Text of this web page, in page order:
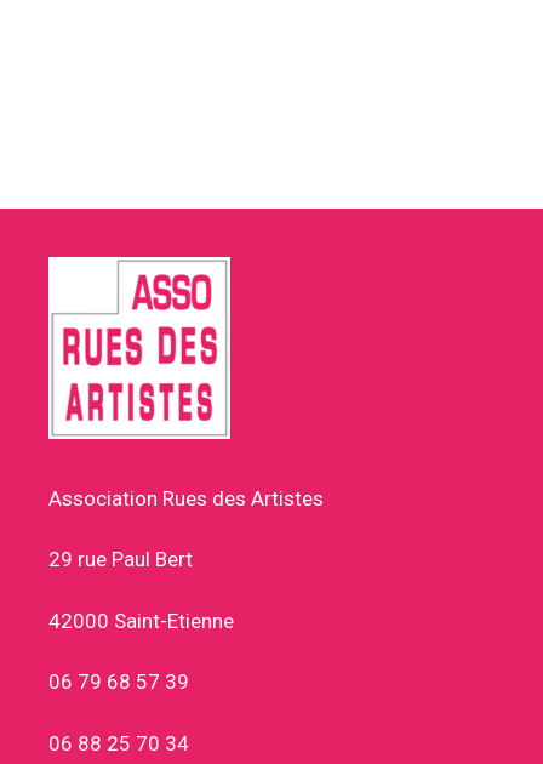
Association Rues des Artistes
29 rue Paul Bert
42000 Saint-Etienne
06 79 68 57 39
06 88 25 70 34